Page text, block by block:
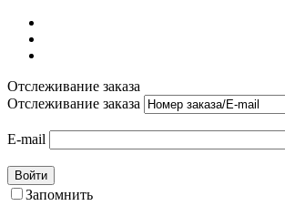
Отслеживание заказа
Отслеживание заказа
E-mail
Войти
Запомнить